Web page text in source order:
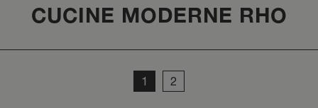
CUCINE MODERNE RHO
1 2